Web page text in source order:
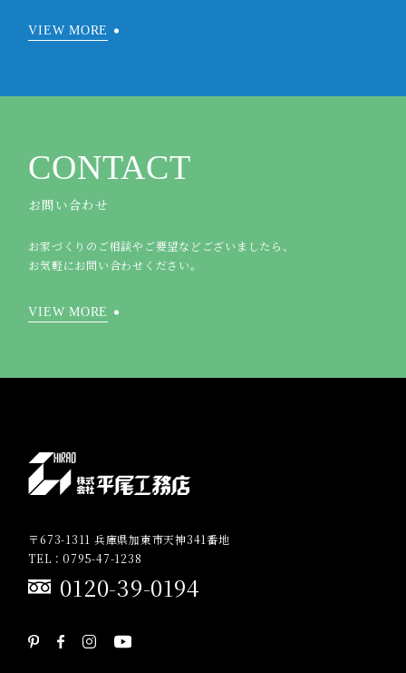
VIEW MORE
CONTACT
お問い合わせ
お家づくりのご相談やご要望などございましたら、
お気軽にお問い合わせください。
VIEW MORE
〒673-1311 兵庫県加東市天神341番地
TEL：0795-47-1238
0120-39-0194